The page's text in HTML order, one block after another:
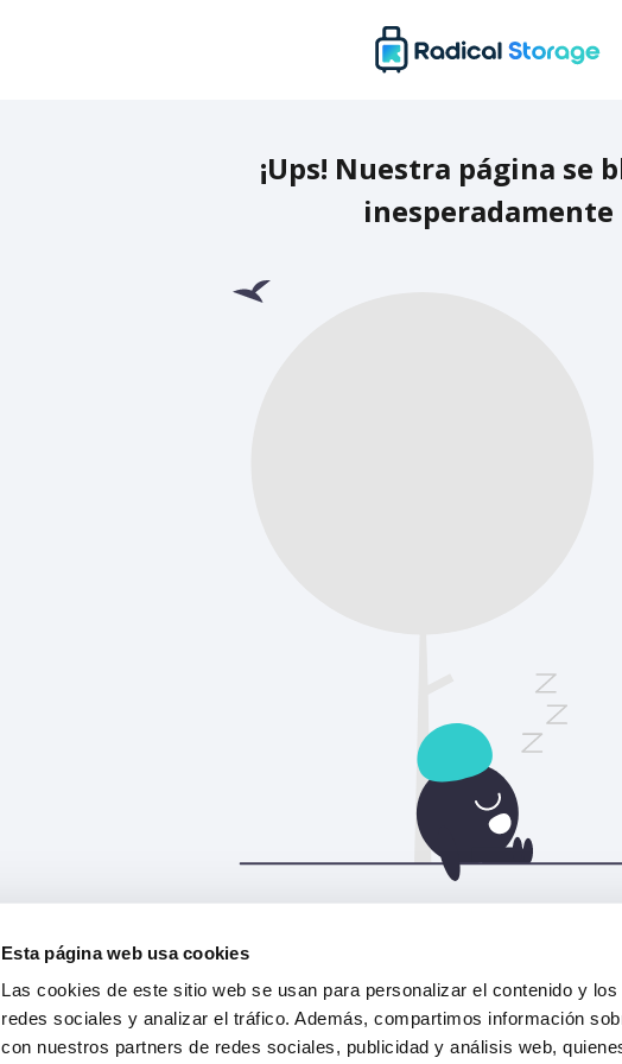
Esta página web usa cookies
Las cookies de este sitio web se usan para personalizar el contenido y
redes sociales y analizar el tráfico. Además, compartimos información
con nuestros partners de redes sociales, publicidad y análisis web,
¡Ups! Nuestra página se
inesperadamente
Actualizar